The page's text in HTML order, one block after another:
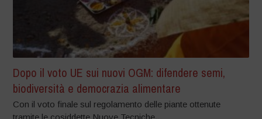
Dopo il voto UE sui nuovi OGM: difendere semi,
biodiversità e democrazia alimentare
Con il voto finale sul regolamento delle piante ottenute